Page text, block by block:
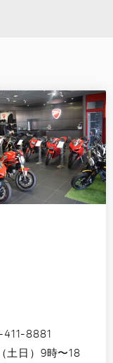
8881
土日）9時〜18